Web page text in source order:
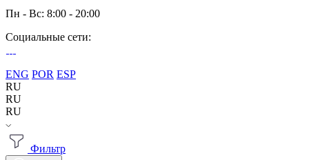
Пн - Вс: 8:00 - 20:00
Социальные сети:
ENG POR ESP
RU
RU
RU
Фильтр